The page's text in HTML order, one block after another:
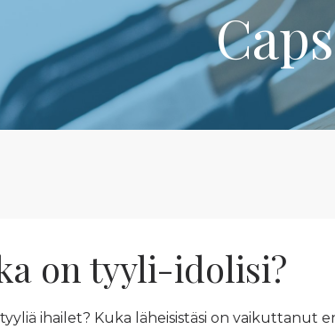
on tyyli-idolisi?
ihailet? Kuka läheisistäsi on vaikuttanut